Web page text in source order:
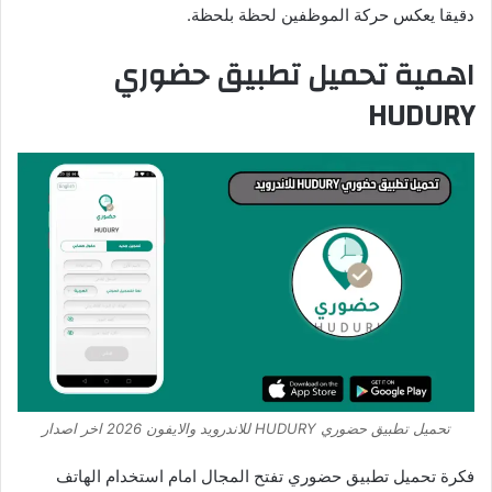
دقيقا يعكس حركة الموظفين لحظة بلحظة.
اهمية تحميل تطبيق حضوري
HUDURY
تحميل تطبيق حضوري HUDURY للاندرويد والايفون 2026 اخر اصدار
فكرة تحميل تطبيق حضوري تفتح المجال امام استخدام الهاتف